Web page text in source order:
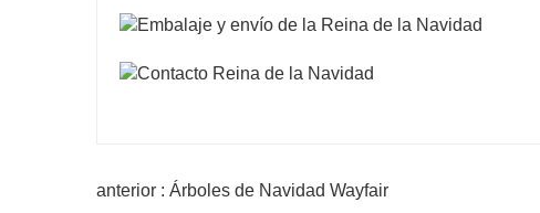
anterior : Árboles de Navidad Wayfair